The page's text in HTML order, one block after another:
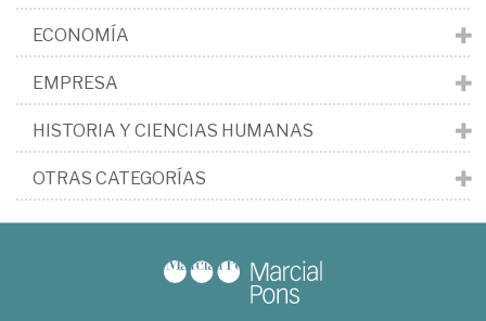
ECONOMÍA
EMPRESA
HISTORIA Y CIENCIAS HUMANAS
OTRAS CATEGORÍAS